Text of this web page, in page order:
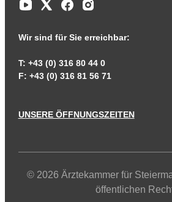
Wir sind für Sie erreichbar:
T: +43 (0) 316 80 44 0
F: +43 (0) 316 81 56 71
UNSERE ÖFFNUNGSZEITEN
© 2026 Ärztekammer für
öffentlichen